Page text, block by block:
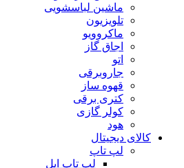
ماشین لباسشویی
تلویزیون
ماکروویو
اجاق گاز
اتو
جاروبرقی
قهوه ساز
کتری برقی
کولر گازی
هود
کالای دیجیتال
لپ تاپ
لپ تاپ اپل